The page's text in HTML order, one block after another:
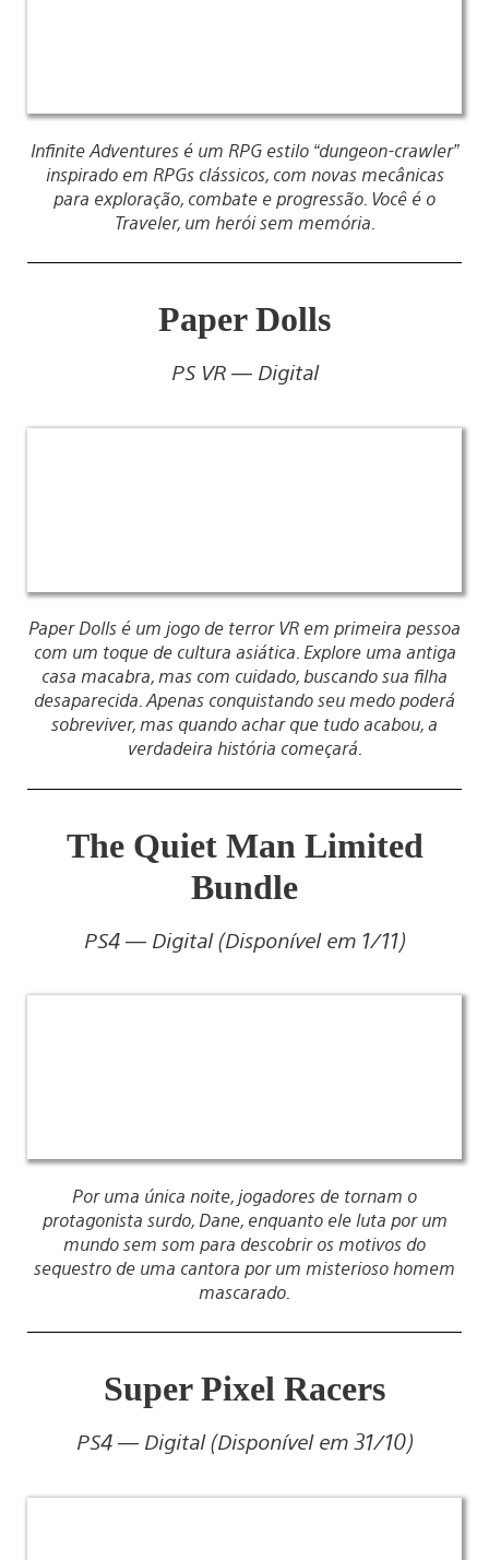
Infinite Adventures é um RPG estilo “dungeon-crawler”
inspirado em RPGs clássicos, com novas mecânicas
para exploração, combate e progressão. Você é o
Traveler, um herói sem memória.
Paper Dolls
PS VR — Digital
Paper Dolls é um jogo de terror VR em primeira pessoa
com um toque de cultura asiática. Explore uma antiga
casa macabra, mas com cuidado, buscando sua filha
desaparecida. Apenas conquistando seu medo poderá
sobreviver, mas quando achar que tudo acabou, a
verdadeira história começará.
The Quiet Man Limited
Bundle
PS4 — Digital (Disponível em 1/11)
Por uma única noite, jogadores de tornam o
protagonista surdo, Dane, enquanto ele luta por um
mundo sem som para descobrir os motivos do
sequestro de uma cantora por um misterioso homem
mascarado.
Super Pixel Racers
PS4 — Digital (Disponível em 31/10)